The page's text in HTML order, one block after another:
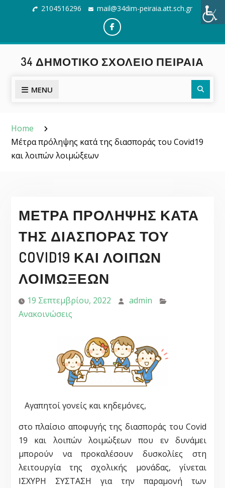
2104516296 mail@34dim-peiraia.att.sch.gr
34 ΔΗΜΟΤΙΚΌ ΣΧΟΛΕΊΟ ΠΕΙΡΑΙΆ
MENU
Home
Μέτρα πρόληψης κατά της διασποράς του Covid19
και λοιπών λοιμώξεων
ΜΈΤΡΑ ΠΡΌΛΗΨΗΣ ΚΑΤΆ
ΤΗΣ ΔΙΑΣΠΟΡΆΣ ΤΟΥ
COVID19 ΚΑΙ ΛΟΙΠΏΝ
ΛΟΙΜΏΞΕΩΝ
19 Σεπτεμβρίου, 2022
admin
Ανακοινώσεις
Αγαπητοί γονείς και κηδεμόνες,
στο πλαίσιο αποφυγής της διασποράς του Covid
19 και λοιπών λοιμώξεων που εν δυνάμει
μπορούν να προκαλέσουν δυσκολίες στη
λειτουργία της σχολικής μονάδας, γίνεται
ΙΣΧΥΡΗ ΣΥΣΤΑΣΗ για την παραμονή των